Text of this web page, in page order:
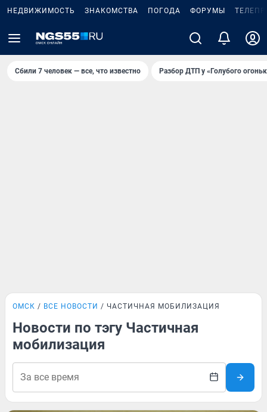
НЕДВИЖИМОСТЬ ЗНАКОМСТВА ПОГОДА ФОРУМЫ
Сбили 7 человек — все, что известно Разбор ДТП у «Голубого
ОМСК ВСЕ НОВОСТИ ЧАСТИЧНАЯ МОБИЛИЗАЦИЯ
Новости по тэгу Частичная
мобилизация